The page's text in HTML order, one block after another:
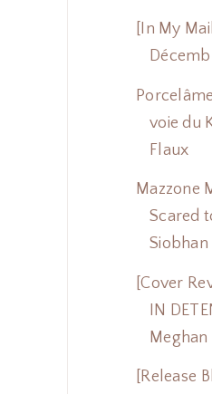
[In My
voie du
Flaux
Mazzone
Scared
Siobhan
[Cover
IN
Meghan
[Release